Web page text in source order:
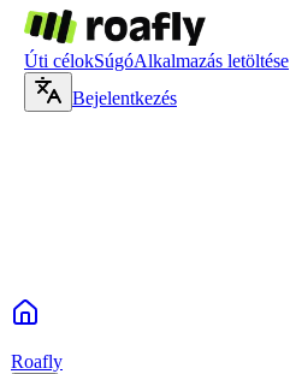
Úti célokSúgóAlkalmazás letöltése
Bejelentkezés
Roafly